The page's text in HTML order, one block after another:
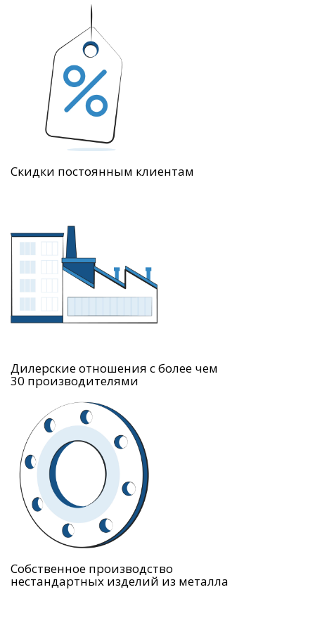
Скидки постоянным клиентам
Дилерские отношения с более чем
30 производителями
Собственное производство
нестандартных изделий из металла